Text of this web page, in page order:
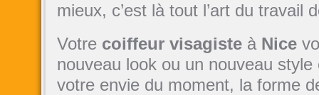
mieux, c’est là tout l’art du travail
Votre coiffeur visagisteà Nice
nouveau look ou un nouveau
votre envie du moment, la forme